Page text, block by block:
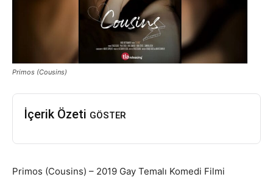
Primos (Cousins)
İçerik Özeti GÖSTER
Primos (Cousins) – 2019 Gay Temalı Komedi Filmi